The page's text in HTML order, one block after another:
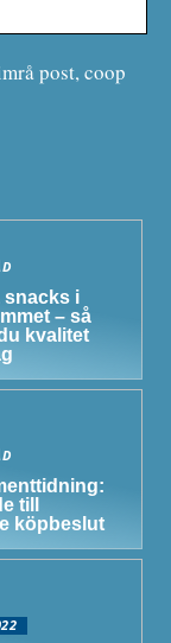
post, coop
snacks i
– så
kvalitet
till
köpbeslut